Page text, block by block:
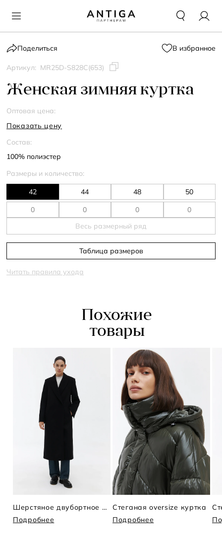
Поделиться В избранное
Артикул: MR25D-S828C(653)
Женская зимняя куртка
Оптовая цена:
Показать цену
Состав:
100% полиэстер
Размеры и количество:
42 44 48 50
Весь размерный ряд
Таблица размеров
Читать правила ухода
Похожие
товары
Шерстяное двубортное пальто
Подробнее
Стеганая oversize куртка
Подробнее